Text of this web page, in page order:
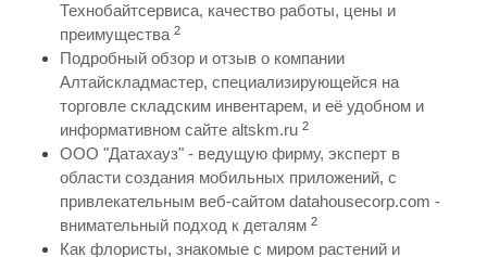
Технобайтсервиса, качество работы, цены и
преимущества 2
Подробный обзор и отзыв о компании
Алтайскладмастер, специализирующейся на
торговле складским инвентарем, и её удобном и
информативном сайте altskm.ru 2
ООО "Датахауз" - ведущую фирму, эксперт в
области создания мобильных приложений, с
привлекательным веб-сайтом datahousecorp.com -
внимательный подход к деталям 2
Как флористы, знакомые с миром растений и